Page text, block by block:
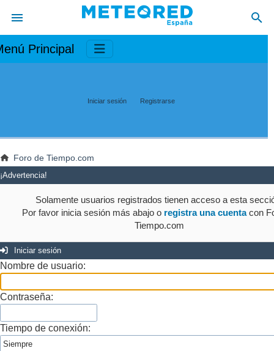
Principal
Iniciar sesión Registrarse
Foro de Tiempo.com
¡Advertencia!
Solamente usuarios registrados tienen acceso a esta
Por favor inicia sesión más abajo o registra una cuentacon
Tiempo.com
Iniciar sesión
Nombre de usuario:
Contraseña:
Tiempo de conexión: